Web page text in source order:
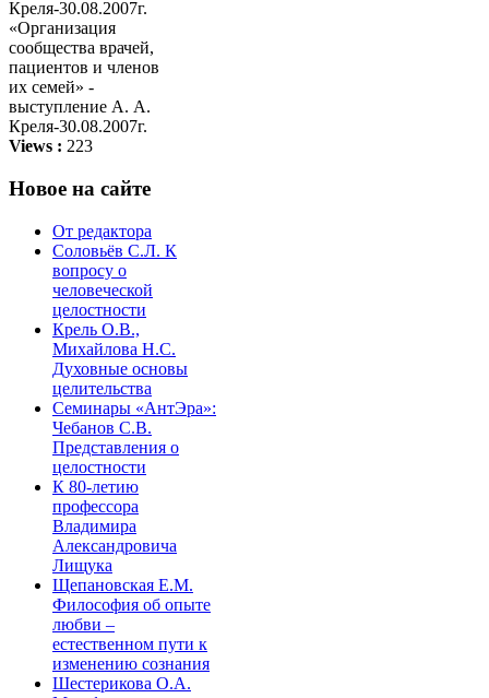
«Организация
сообщества врачей,
пациентов и членов
их семей» -
выступление А. А.
Креля-30.08.2007г.
Views : 223
Новое на сайте
От редактора
Соловьёв С.Л. К
вопросу о
человеческой
целостности
Крель О.В.,
Михайлова Н.С.
Духовные основы
целительства
Семинары «АнтЭра»:
Чебанов С.В.
Представления о
целостности
К 80-летию
профессора
Владимира
Александровича
Лищука
Щепановская Е.М.
Философия об опыте
любви –
естественном пути к
изменению сознания
Шестерикова О.А.